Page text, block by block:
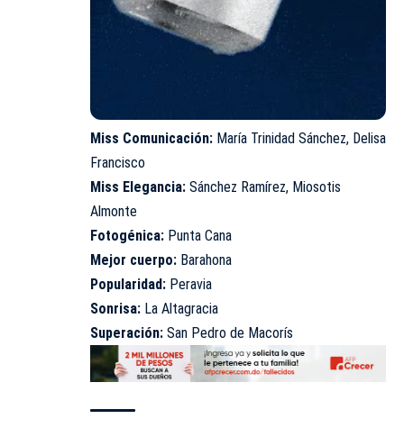
Miss Comunicación: María Trinidad Sánchez, Delisa
Francisco
​Miss Elegancia: Sánchez Ramírez, Miosotis
Almonte
Fotogénica: Punta Cana
​Mejor cuerpo: Barahona
Popularidad: Peravia
​Sonrisa: La Altagracia
​Superación: San Pedro de Macorís